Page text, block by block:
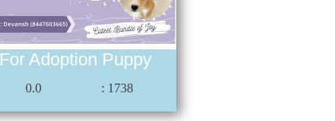
For Adoption Puppy
0.0 : 1738